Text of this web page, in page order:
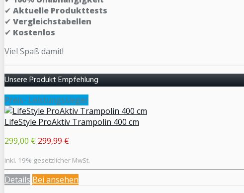
✔ Aktuelle Produkttests
✔ Vergleichstabellen
✔ Kostenlos
Viel Spaß damit!
Unsere Produkt Empfehlung
Preis- Leistungssieger
LifeStyle ProAktiv Trampolin 400 cm
299,00 € 299,99 €
inkl. 19% gesetzlicher MwSt.
Details Bei ansehen